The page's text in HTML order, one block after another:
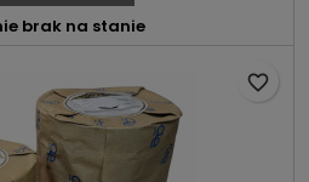
brak na stanie
favorite_border